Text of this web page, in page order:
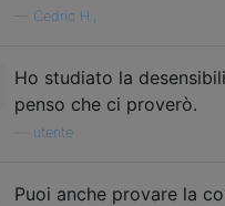
Cedric H.,
Ho studiato la
penso che ci proverò.
utente
Puoi anche provare la